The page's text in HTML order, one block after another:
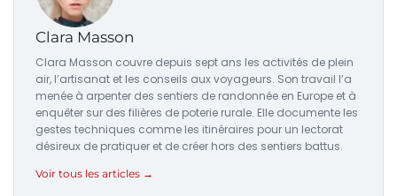
Clara Masson
Clara Masson couvre depuis sept ans les activités de plein
air, l’artisanat et les conseils aux voyageurs. Son travail l’a
menée à arpenter des sentiers de randonnée en Europe et à
enquêter sur des filières de poterie rurale. Elle documente les
gestes techniques comme les itinéraires pour un lectorat
désireux de pratiquer et de créer hors des sentiers battus.
Voir tous les articles →